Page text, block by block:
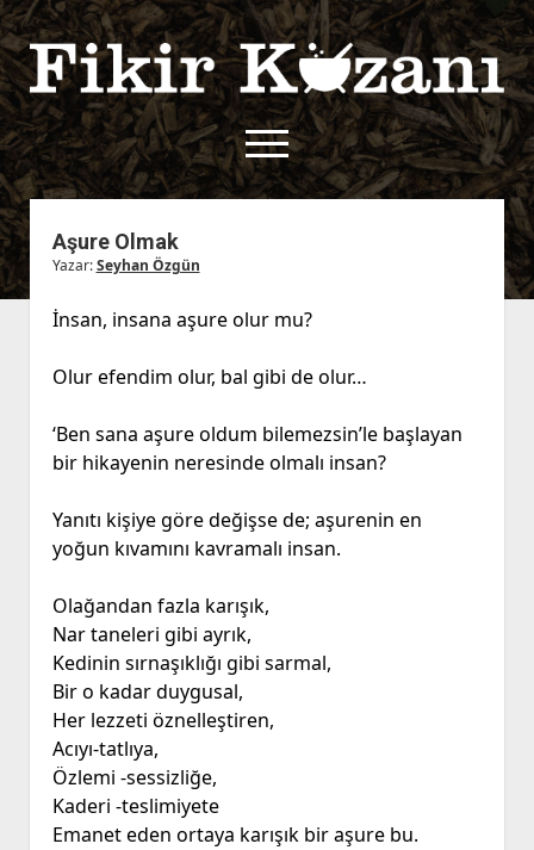
Fikir
Kazanı
menüyü
aç
twitterfacebook
rss
Kullanım Koşulları
Çerez Politikası
İletişim
Kurallar
Aşure Olmak
Yazar:Seyhan Özgün
İnsan, insana aşure olur mu?
Olur efendim olur, bal gibi de olur…
‘Ben sana aşure oldum bilemezsin’le başlayan
bir hikayenin neresinde olmalı insan?
Yanıtı kişiye göre değişse de; aşurenin en
yoğun kıvamını kavramalı insan.
Olağandan fazla karışık,
Nar taneleri gibi ayrık,
Kedinin sırnaşıklığı gibi sarmal,
Bir o kadar duygusal,
Her lezzeti öznelleştiren,
Acıyı-tatlıya,
Özlemi -sessizliğe,
Kaderi -teslimiyete
Emanet eden ortaya karışık bir aşure bu.